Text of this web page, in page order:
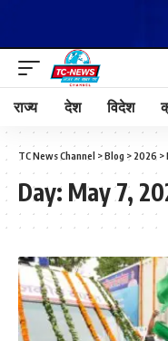
राज्य देश विदेश
TC News Channel >Blog > 2026 >
Day: May 7,